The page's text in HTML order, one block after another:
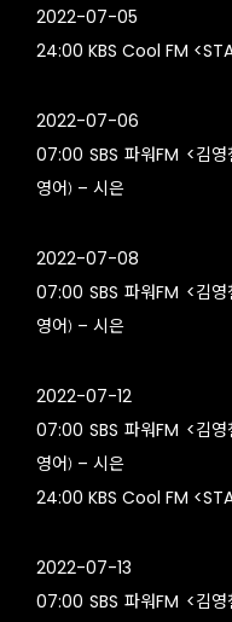
2022-07-05
24:00 KBS Cool FM
2022-07-06
07:00 SBS 파워FM <김영
영어) – 시은
2022-07-08
07:00 SBS 파워FM <김영
영어) – 시은
2022-07-12
07:00 SBS 파워FM <김영
영어) – 시은
24:00 KBS Cool FM
2022-07-13
07:00 SBS 파워FM <김영